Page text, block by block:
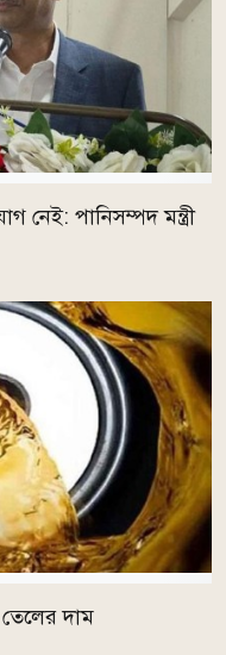
পানিসম্পদ মন্ত্রী
তেলের দাম